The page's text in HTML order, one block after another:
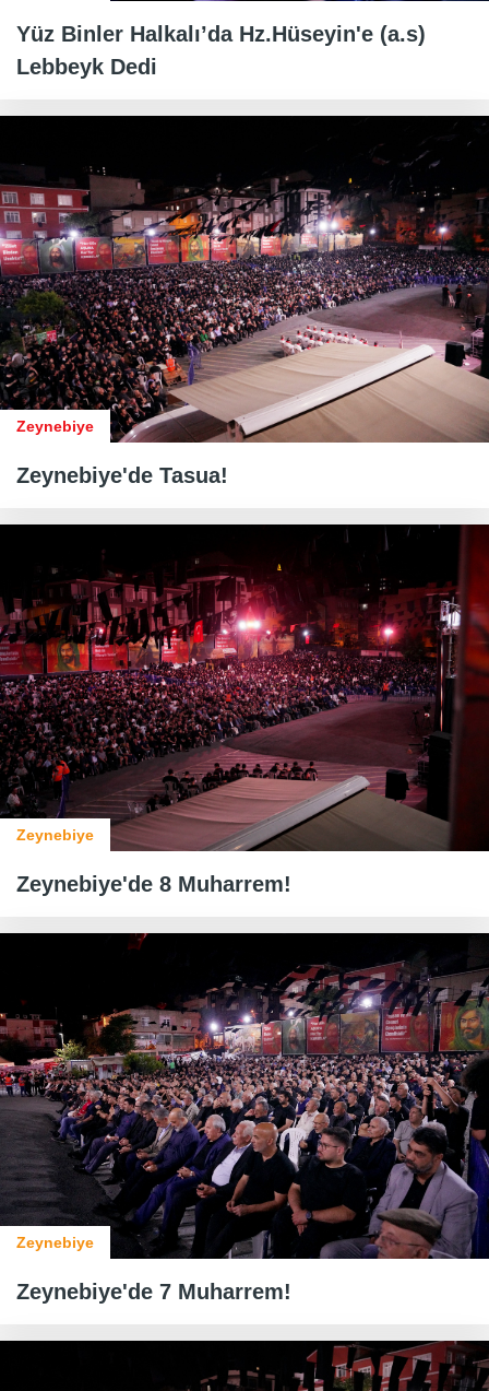
Yüz Binler Halkalı’da Hz.Hüseyin'e (a.s)
Lebbeyk Dedi
Zeynebiye
Zeynebiye'de Tasua!
Zeynebiye
Zeynebiye'de 8 Muharrem!
Zeynebiye
Zeynebiye'de 7 Muharrem!